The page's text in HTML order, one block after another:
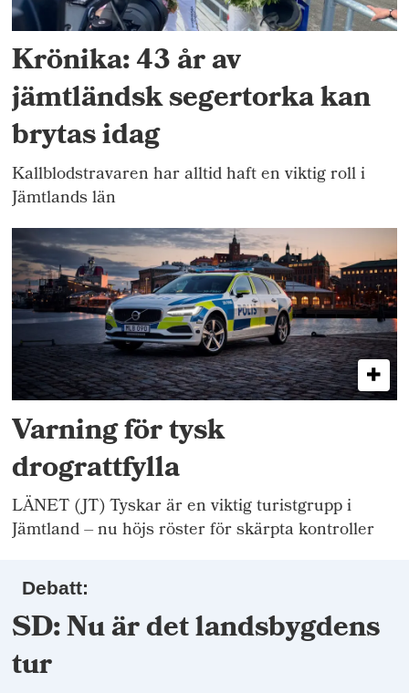
Krönika: 43 år av
jämtländsk segertorka kan
brytas idag
Kallblodstravaren har alltid haft en viktig roll i
Jämtlands län
Varning för tysk
drograttfylla
LÄNET (JT) Tyskar är en viktig turistgrupp i
Jämtland – nu höjs röster för skärpta kontroller
Debatt:
SD: Nu är det landsbygdens
tur